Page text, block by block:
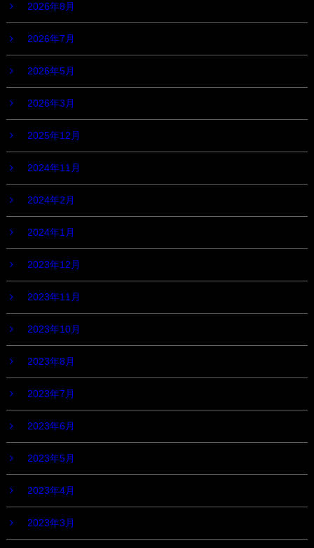
2026年8月
2026年7月
2026年5月
2026年3月
2025年12月
2024年11月
2024年2月
2024年1月
2023年12月
2023年11月
2023年10月
2023年8月
2023年7月
2023年6月
2023年5月
2023年4月
2023年3月